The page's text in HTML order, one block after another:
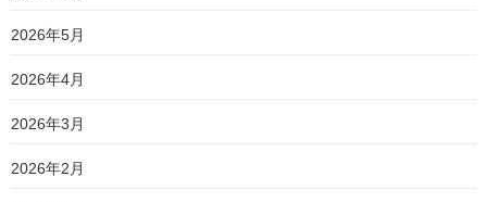
2026年5月
2026年4月
2026年3月
2026年2月